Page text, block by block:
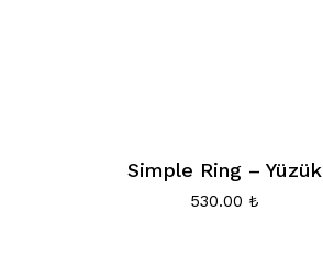
Simple Ring – Yüzük
530.00 ₺